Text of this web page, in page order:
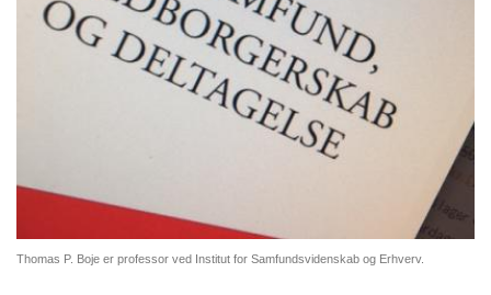
Thomas P. Boje er professor ved Institut for Samfundsvidenskab og Erhverv.